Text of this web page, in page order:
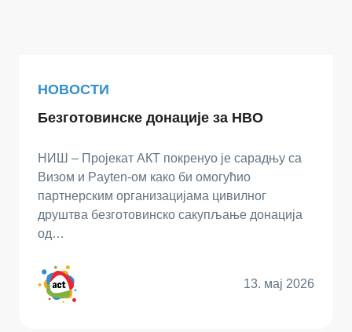
НОВОСТИ
Безготовинске донације за НВО
НИШ – Пројекат АКТ покренуо је сарадњу са
Визом и Payten-ом како би омогућио
партнерским организацијама цивилног
друштва безготовинско сакупљање донација
од…
13. мај 2026